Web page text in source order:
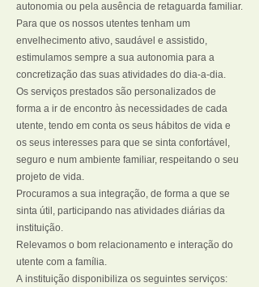
autonomia ou pela ausência de retaguarda familiar.
Para que os nossos utentes tenham um
envelhecimento ativo, saudável e assistido,
estimulamos sempre a sua autonomia para a
concretização das suas atividades do dia-a-dia.
Os serviços prestados são personalizados de
forma a ir de encontro às necessidades de cada
utente, tendo em conta os seus hábitos de vida e
os seus interesses para que se sinta confortável,
seguro e num ambiente familiar, respeitando o seu
projeto de vida.
Procuramos a sua integração, de forma a que se
sinta útil, participando nas atividades diárias da
instituição.
Relevamos o bom relacionamento e interação do
utente com a família.
A instituição disponibiliza os seguintes serviços: